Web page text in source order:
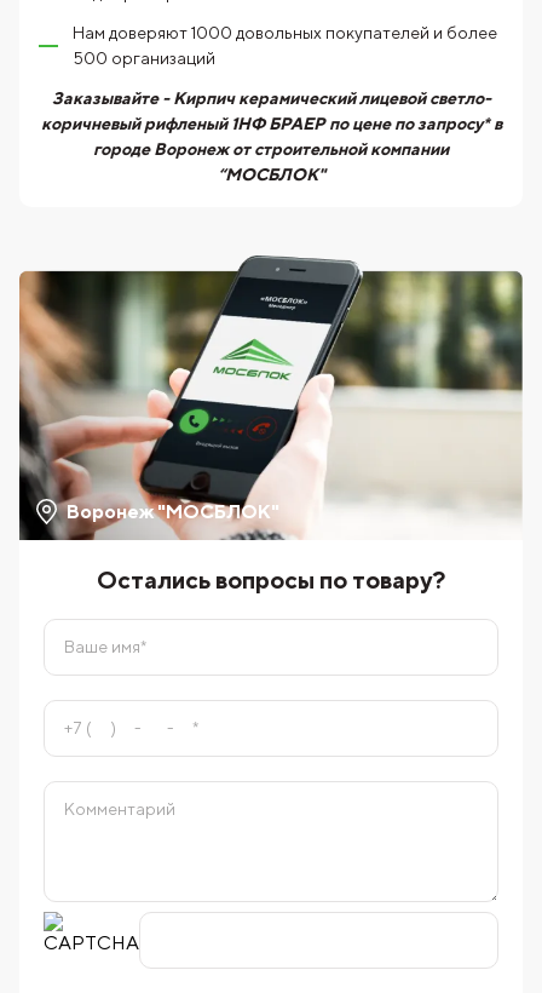
Нам доверяют 1000 довольных покупателей и более
500 организаций
Заказывайте - Кирпич керамический лицевой светло-
коричневый рифленый 1НФ БРАЕР по цене по запросу* в
городе Воронеж от строительной компании
“МОСБЛОК"
Воронеж "МОСБЛОК"
Остались вопросы по товару?